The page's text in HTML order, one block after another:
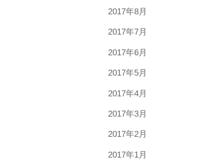
2017年8月
2017年7月
2017年6月
2017年5月
2017年4月
2017年3月
2017年2月
2017年1月